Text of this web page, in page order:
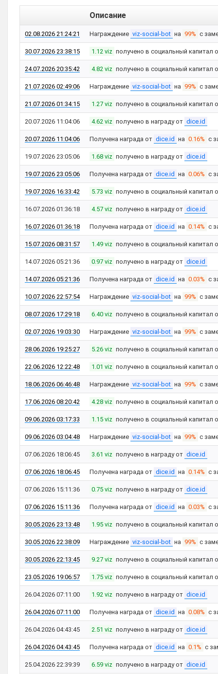
Описание
02.08.2026 21:24:21 Награждение viz-social-bot на 99% с
30.07.2026 23:38:15 1.12 viz получено в социальный капитал
24.07.2026 20:35:42 4.82 viz получено в социальный капитал
21.07.2026 02:49:06 Награждение viz-social-bot на 99% с
21.07.2026 01:34:15 1.27 viz получено в социальный капитал
20.07.2026 11:04:06 4.62 viz получено в награду от dice.id
20.07.2026 11:04:06 Получена награда от dice.id на 0.16% с
19.07.2026 23:05:06 1.68 viz получено в награду от dice.id
19.07.2026 23:05:06 Получена награда от dice.id на 0.06% с
19.07.2026 16:33:42 5.73 viz получено в социальный капитал
16.07.2026 01:36:18 4.57 viz получено в награду от dice.id
16.07.2026 01:36:18 Получена награда от dice.id на 0.14% с
15.07.2026 08:31:57 1.49 viz получено в социальный капитал
14.07.2026 05:21:36 0.97 viz получено в награду от dice.id
14.07.2026 05:21:36 Получена награда от dice.id на 0.03% с
10.07.2026 22:57:54 Награждение viz-social-bot на 99% с
08.07.2026 17:29:18 6.40 viz получено в социальный капитал
02.07.2026 19:03:30 Награждение viz-social-bot на 99% с
28.06.2026 19:25:27 5.26 viz получено в социальный капитал
22.06.2026 12:22:48 1.01 viz получено в социальный капитал
18.06.2026 06:46:48 Награждение viz-social-bot на 99% с
17.06.2026 08:20:42 4.28 viz получено в социальный капитал
09.06.2026 03:17:33 1.15 viz получено в социальный капитал
09.06.2026 03:04:48 Награждение viz-social-bot на 99% с
07.06.2026 18:06:45 3.61 viz получено в награду от dice.id
07.06.2026 18:06:45 Получена награда от dice.id на 0.14% с
07.06.2026 15:11:36 0.75 viz получено в награду от dice.id
07.06.2026 15:11:36 Получена награда от dice.id на 0.03% с
30.05.2026 23:13:48 1.95 viz получено в социальный капитал
30.05.2026 22:38:09 Награждение viz-social-bot на 99% с
30.05.2026 22:13:45 9.27 viz получено в социальный капитал
23.05.2026 19:06:57 1.75 viz получено в социальный капитал
26.04.2026 07:11:00 1.92 viz получено в награду от dice.id
26.04.2026 07:11:00 Получена награда от dice.id на 0.08% с
26.04.2026 04:43:45 2.51 viz получено в награду от dice.id
26.04.2026 04:43:45 Получена награда от dice.id на 0.1% с
25.04.2026 22:39:39 6.59 viz получено в награду от dice.id